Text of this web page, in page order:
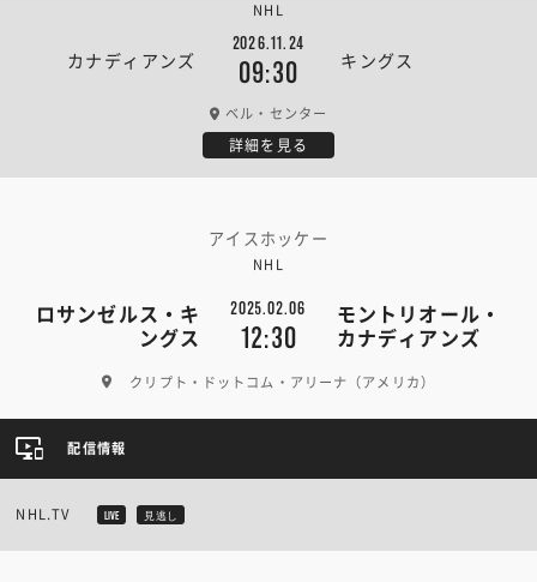
カナディアンズ
2026.11.24
09:30 キングス
NHL
ベル・センター
詳細を見る
アイスホッケー
NHL
ロサンゼルス・キ
ングス
2025.02.06
12:30
モントリオール・
カナディアンズ
クリプト・ドットコム・アリーナ（アメリカ）
配信情報
NHL.TV LIVE 見逃し